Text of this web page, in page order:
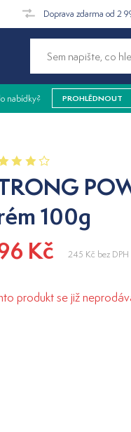
Doprava zdarma od 2
nabídky? PROHLÉDNOUT
100g
Kč
245 Kč bez DPH
produkt se již